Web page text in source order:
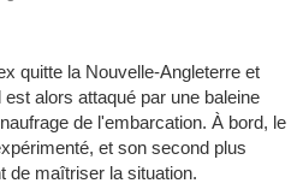
quitte la Nouvelle-Angleterre et
alors attaqué par une baleine
de l'embarcation. À bord, le
et son second plus
de maîtriser la situation.